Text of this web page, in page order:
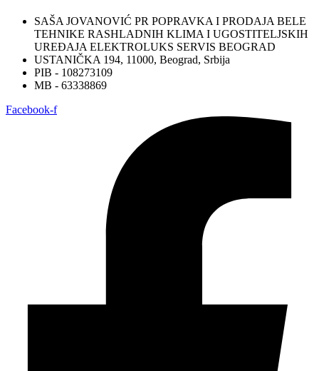
SAŠA JOVANOVIĆ PR POPRAVKA I PRODAJA BELE
TEHNIKE RASHLADNIH KLIMA I UGOSTITELJSKIH
UREĐAJA ELEKTROLUKS SERVIS BEOGRAD
USTANIČKA 194, 11000, Beograd, Srbija
PIB - 108273109
MB - 63338869
Facebook-f